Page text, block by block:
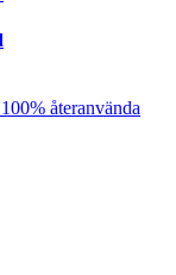
återanvända